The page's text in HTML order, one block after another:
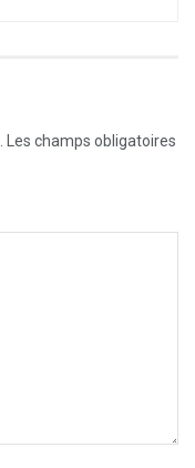
Les champs obligatoires